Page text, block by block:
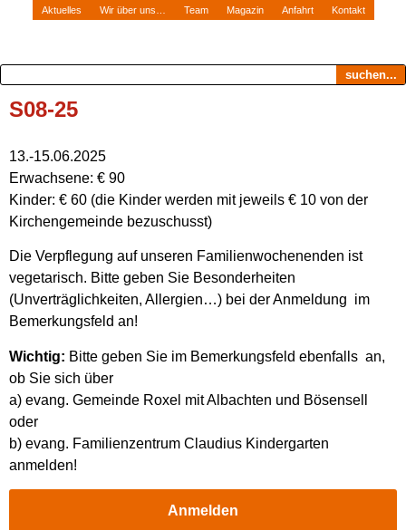
Aktuelles Wir über uns… Team Magazin Anfahrt Kontakt
suchen...
S08-25
13.-15.06.2025
Erwachsene: € 90
Kinder: € 60 (die Kinder werden mit jeweils € 10 von der
Kirchengemeinde bezuschusst)
Die Verpflegung auf unseren Familienwochenenden ist
vegetarisch. Bitte geben Sie Besonderheiten
(Unverträglichkeiten, Allergien…) bei der Anmeldung im
Bemerkungsfeld an!
Wichtig: Bitte geben Sie im Bemerkungsfeld ebenfalls an,
ob Sie sich über
a) evang. Gemeinde Roxel mit Albachten und Bösensell
oder
b) evang. Familienzentrum Claudius Kindergarten
anmelden!
Anmelden